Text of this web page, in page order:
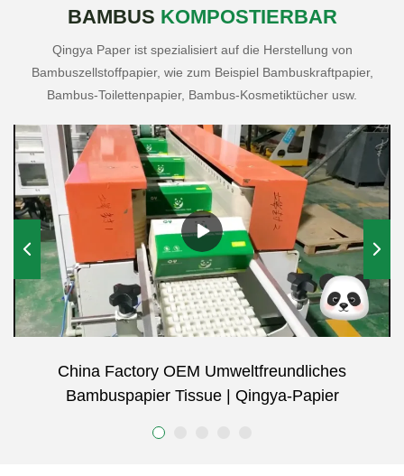
BAMBUS KOMPOSTIERBAR
Qingya Paper ist spezialisiert auf die Herstellung von
Bambuszellstoffpapier, wie zum Beispiel Bambuskraftpapier,
Bambus-Toilettenpapier, Bambus-Kosmetiktücher usw.
Virgin Ungebleichter Bambus-Zellstoff zur
Herstellung von Bambuspapier und